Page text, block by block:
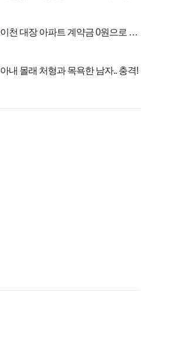
이천 대장 아파트 계약금 0원으로 내
아내 몰래 처형과 목욕한 남자.. 충격!